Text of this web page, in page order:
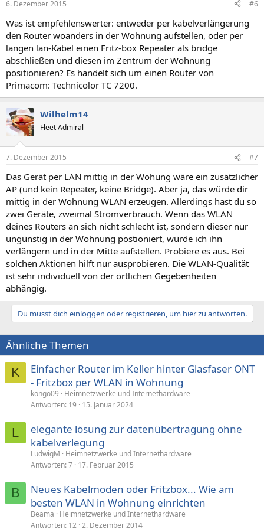
6. Dezember 2015 #6
Was ist empfehlenswerter: entweder per kabelverlängerung
den Router woanders in der Wohnung aufstellen, oder per
langen lan-Kabel einen Fritz-box Repeater als bridge
abschließen und diesen im Zentrum der Wohnung
positionieren? Es handelt sich um einen Router von
Primacom: Technicolor TC 7200.
Wilhelm14
Fleet Admiral
7. Dezember 2015 #7
Das Gerät per LAN mittig in der Wohung wäre ein zusätzlicher
AP (und kein Repeater, keine Bridge). Aber ja, das würde dir
mittig in der Wohnung WLAN erzeugen. Allerdings hast du so
zwei Geräte, zweimal Stromverbrauch. Wenn das WLAN
deines Routers an sich nicht schlecht ist, sondern dieser nur
ungünstig in der Wohnung postioniert, würde ich ihn
verlängern und in der Mitte aufstellen. Probiere es aus. Bei
solchen Aktionen hilft nur ausprobieren. Die WLAN-Qualität
ist sehr individuell von der örtlichen Gegebenheiten
abhängig.
Du musst dich einloggen oder registrieren, um hier zu antworten.
Ähnliche Themen
K
Einfacher Router im Keller hinter Glasfaser ONT
- Fritzbox per WLAN in Wohnung
kongo09
Heimnetzwerke und Internethardware
Antworten 19 15. Januar 2024
L
elegante lösung zur datenübertragung ohne
kabelverlegung
LudwigM
Heimnetzwerke und Internethardware
Antworten 7 17. Februar 2015
B
Neues Kabelmoden oder Fritzbox... Wie am
besten WLAN in Wohnung einrichten
Beama
Heimnetzwerke und Internethardware
Antworten 12 2. Dezember 2014